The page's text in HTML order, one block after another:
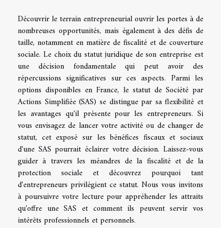
Découvrir le terrain entrepreneurial ouvrir les portes à de
nombreuses opportunités, mais également à des défis de
taille, notamment en matière de fiscalité et de couverture
sociale. Le choix du statut juridique de son entreprise est
une décision fondamentale qui peut avoir des
répercussions significatives sur ces aspects. Parmi les
options disponibles en France, le statut de Société par
Actions Simplifiée (SAS) se distingue par sa flexibilité et
les avantages qu'il présente pour les entrepreneurs. Si
vous envisagez de lancer votre activité ou de changer de
statut, cet exposé sur les bénéfices fiscaux et sociaux
d'une SAS pourrait éclairer votre décision. Laissez-vous
guider à travers les méandres de la fiscalité et de la
protection sociale et découvrez pourquoi tant
d'entrepreneurs privilégient ce statut. Nous vous invitons
à poursuivre votre lecture pour appréhender les attraits
qu'offre une SAS et comment ils peuvent servir vos
intérêts professionnels et personnels.